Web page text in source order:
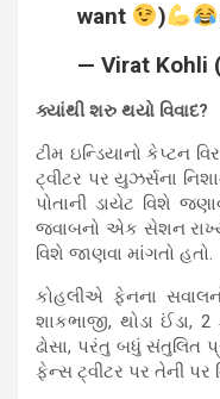
want
)
— Virat Kohli
ક્યાંથી શરુ થયો વિવાદ?
ટીમ ઇન્ડિયાનો કેપ્ટન
ટ્વીટર પર યુઝર્સના
પોતાની ડાયેટ વિશે
જવાબનો એક સેશન
વિશે જાણવા માંગતો હતો.
કોહલીએ ફેનના
શાકભાજી, થોડા ઈંડા,
ઢોસા, પરંતુ બધું સંતુલિત
ફેન્સ ટ્વીટર પર તેની પર